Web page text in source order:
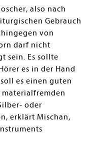
also nach
Gebrauch
von
darf nicht
sein. Es sollte
es in der Hand
es einen guten
materialfremden
oder
erklärt Mischan,